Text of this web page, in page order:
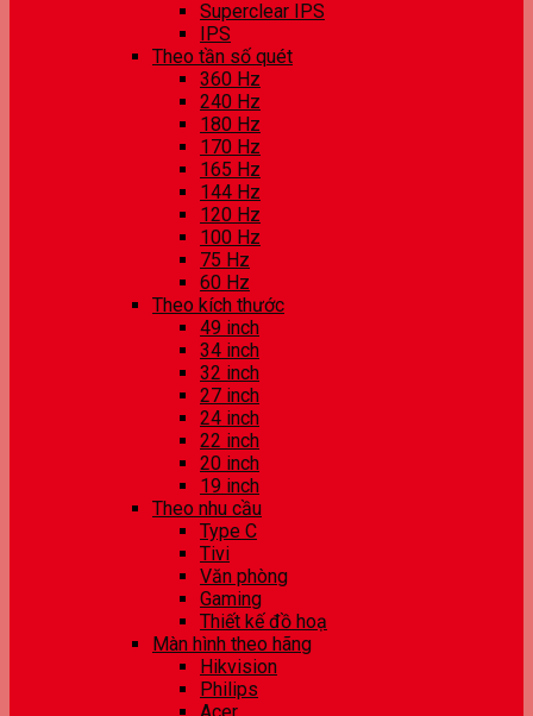
Superclear IPS
IPS
Theo tần số quét
360 Hz
240 Hz
180 Hz
170 Hz
165 Hz
144 Hz
120 Hz
100 Hz
75 Hz
60 Hz
Theo kích thước
49 inch
34 inch
32 inch
27 inch
24 inch
22 inch
20 inch
19 inch
Theo nhu cầu
Type C
Tivi
Văn phòng
Gaming
Thiết kế đồ hoạ
Màn hình theo hãng
Hikvision
Philips